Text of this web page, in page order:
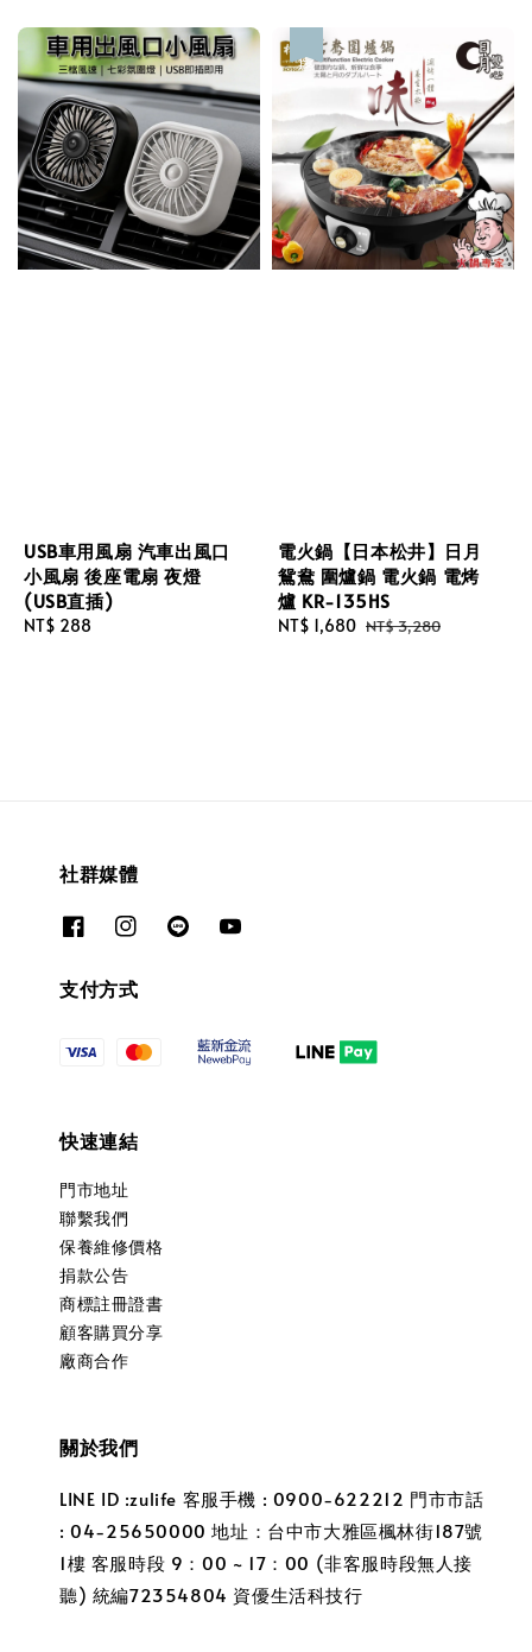
USB車用風扇 汽車出風口
小風扇 後座電扇 夜燈
(USB直插)
Regular
NT$ 288
電火鍋【日本松井】日月
鴛鴦 圍爐鍋 電火鍋 電烤
爐 KR-135HS
Sale
NT$ 1,680 Regular
NT$ 3,280
社群媒體
支付方式
快速連結
門市地址
聯繫我們
保養維修價格
捐款公告
商標註冊證書
顧客購買分享
廠商合作
關於我們
LINE ID :zulife 客服手機 : 0900-622212 門市市話
: 04-25650000 地址：台中市大雅區楓林街187號
1樓 客服時段 9：00 ~ 17：00 (非客服時段無人接
聽) 統編72354804 資優生活科技行